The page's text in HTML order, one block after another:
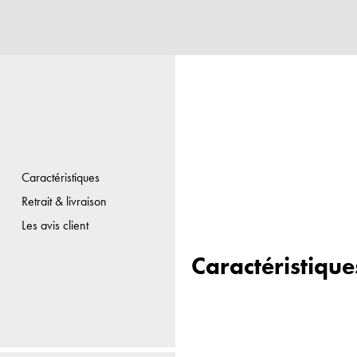
Caractéristiques
Retrait & livraison
Les avis client